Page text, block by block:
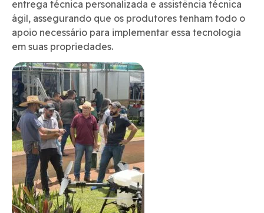
entrega técnica personalizada e assistência técnica
ágil, assegurando que os produtores tenham todo o
apoio necessário para implementar essa tecnologia
em suas propriedades.